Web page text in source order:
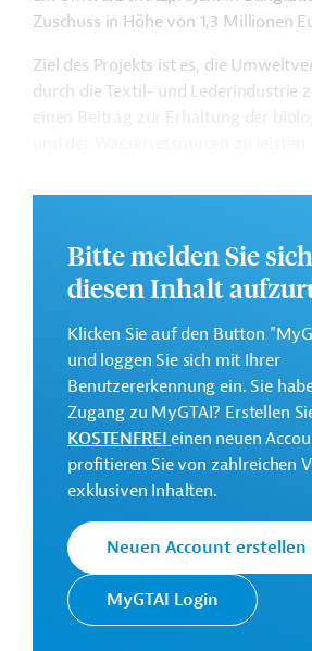
Zuschuss in Höhe von 1,3 Millionen
Ziel des Projekts ist es, die
durch die Textil- und Lederindustrie
einen Beitrag zur Erhaltung der
GTAI informiert über die AFD:
Regularien und praktische Hinweise
Geschäftsanbahnung.
Geberbeitrag:
1,3 Millionen Euro (Zuschuss)
Kontaktadressen
Französische
Entwicklungsagentur
Die AFD
begleitet
ihren
Bitte melden Sie
diesen Inhalt
Klicken Sie auf den Button
und loggen Sie sich mit Ihrer
Benutzererkennung ein. Sie
Zugang zu MyGTAI? Erstellen
KOSTENFREIeinen neuen
profitieren Sie von zahlreichen
exklusiven Inhalten.
Neuen Account erstellen
MyGTAI Login